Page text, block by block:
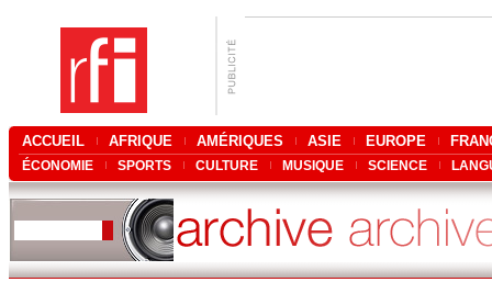
ACCUEIL AFRIQUE AMÉRIQUES ASIE EUROPE
ÉCONOMIE SPORTS CULTURE MUSIQUE SCIENCE